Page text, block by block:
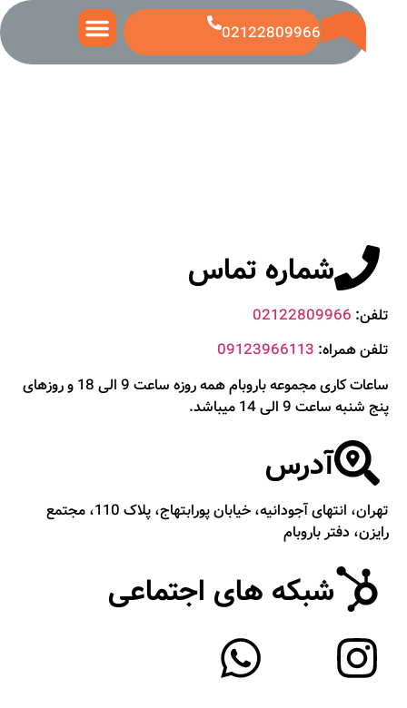
02122809966
شماره تماس
تلفن: 02122809966
تلفن همراه: 09123966113
ساعات کاری مجموعه باروبام همه روزه ساعت 9 الی 18 و روزهای
پنج شنبه ساعت 9 الی 14 میباشد.
آدرس
تهران، انتهای آجودانیه، خیابان پورابتهاج، پلاک 110، مجتمع
رایزن، دفتر باروبام
شبکه های اجتماعی